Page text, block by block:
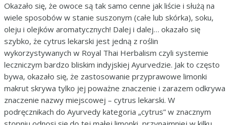
Okazało się, że owoce są tak samo cenne jak liście i służą na
wiele sposobów w stanie suszonym (całe lub skórka), soku,
oleju i olejków aromatycznych! Dalej i dalej… okazało się
szybko, że cytrus lekarski jest jedną z roślin
wykorzystywanych w Royal Thai Herbalism czyli systemie
leczniczym bardzo bliskim indyjskiej Ayurvedzie. Jak to często
bywa, okazało się, że zastosowanie przyprawowe limonki
makrut skrywa tylko jej poważne znaczenie i zarazem odkrywa
znaczenie nazwy miejscowej – cytrus lekarski. W
podręcznikach do Ayurvedy kategoria „cytrus” w znacznym